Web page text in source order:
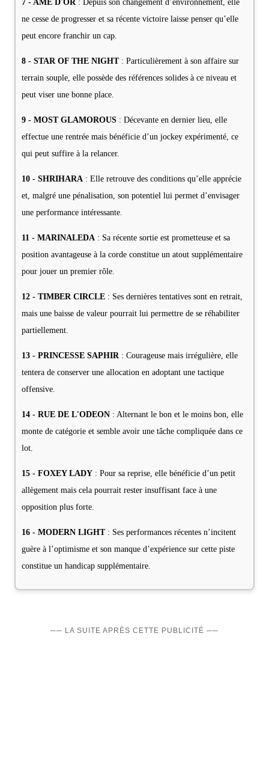
7 - AME D'OR: Depuis son changement d’environnement, elle
ne cesse de progresser et sa récente victoire laisse penser qu’elle
peut encore franchir un cap.
8 - STAR OF THE NIGHT: Particulièrement à son affaire sur
terrain souple, elle possède des références solides à ce niveau et
peut viser une bonne place.
9 - MOST GLAMOROUS : Décevante en dernier lieu, elle
effectue une rentrée mais bénéficie d’un jockey expérimenté, ce
qui peut suffire à la relancer.
10 - SHRIHARA : Elle retrouve des conditions qu’elle apprécie
et, malgré une pénalisation, son potentiel lui permet d’envisager
une performance intéressante.
11 - MARINALEDA : Sa récente sortie est prometteuse et sa
position avantageuse à la corde constitue un atout supplémentaire
pour jouer un premier rôle.
12 - TIMBER CIRCLE : Ses dernières tentatives sont en retrait,
mais une baisse de valeur pourrait lui permettre de se réhabiliter
partiellement.
13 - PRINCESSE SAPHIR: Courageuse mais irrégulière, elle
tentera de conserver une allocation en adoptant une tactique
offensive.
14 - RUE DE L'ODEON : Alternant le bon et le moins bon, elle
monte de catégorie et semble avoir une tâche compliquée dans ce
lot.
15 - FOXEY LADY : Pour sa reprise, elle bénéficie d’un petit
allègement mais cela pourrait rester insuffisant face à une
opposition plus forte.
16 - MODERN LIGHT: Ses performances récentes n’incitent
guère à l’optimisme et son manque d’expérience sur cette piste
constitue un handicap supplémentaire.
── LA SUITE APRÈS CETTE PUBLICITÉ ──